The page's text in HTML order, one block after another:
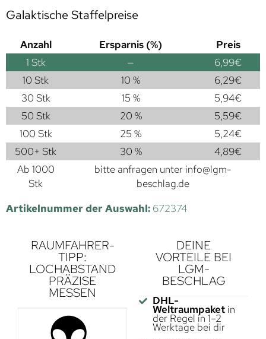
Galaktische Staffelpreise
Anzahl Ersparnis (%)
Preis
1 Stk — 6,99€
10 Stk
10 % 6,29€
30 Stk
15 % 5,94€
50 Stk
20 % 5,59€
100 Stk
25 % 5,24€
500+ Stk
30 % 4,89€
Ab 1000
Stk
bitte anfragen unter info@lgm-
beschlag.de
Artikelnummer der Auswahl: 672374
RAUMFAHRER-
TIPP:
LOCHABSTAND
PRÄZISE
MESSEN
DEINE
VORTEILE BEI
LGM-
BESCHLAG
DHL-
Weltraumpaketin
der Regel in 1–2
Werktage bei dir